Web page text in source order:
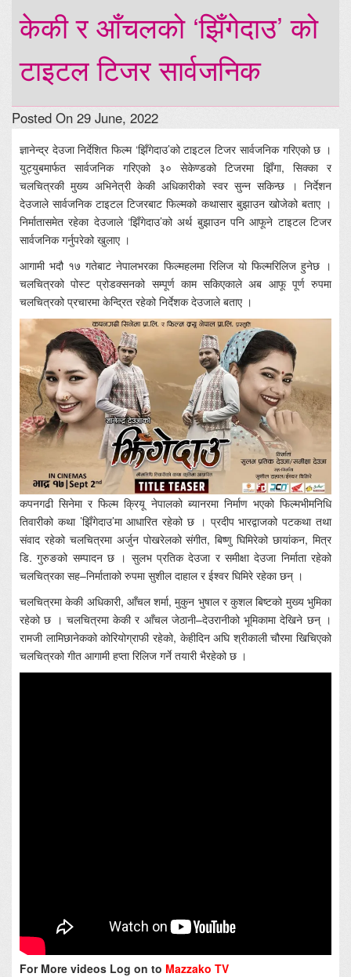
केकी र आँचलको ‘झिँगेदाउ’ को
टाइटल टिजर सार्वजनिक
Posted On 29 June, 2022
ज्ञानेन्द्र देउजा निर्देशित फिल्म ‘झिँगेदाउ’को टाइटल टिजर सार्वजनिक गरिएको छ ।
युट्युबमार्फत सार्वजनिक गरिएको ३० सेकेण्डको टिजरमा झिँगा, सिक्का र
चलचित्रकी मुख्य अभिनेत्री केकी अधिकारीको स्वर सुन्न सकिन्छ । निर्देशन
देउजाले सार्वजनिक टाइटल टिजरबाट फिल्मको कथासार बुझाउन खोजेको बताए ।
निर्मातासमेत रहेका देउजाले ‘झिँगेदाउ’को अर्थ बुझाउन पनि आफूने टाइटल टिजर
सार्वजनिक गर्नुपरेको खुलाए ।
आगामी भदौ १७ गतेबाट नेपालभरका फिल्महलमा रिलिज यो फिल्मरिलिज हुनेछ ।
चलचित्रको पोस्ट प्रोडक्सनको सम्पूर्ण काम सकिएकाले अब आफू पूर्ण रुपमा
चलचित्रको प्रचारमा केन्द्रित रहेको निर्देशक देउजाले बताए ।
कपनगढी सिनेमा र फिल्म क्रियू नेपालको ब्यानरमा निर्माण भएको फिल्मभीमनिधि
तिवारीको कथा ’झिँगेदाउ’मा आधारित रहेको छ । प्रदीप भारद्वाजको पटकथा तथा
संवाद रहेको चलचित्रमा अर्जुन पोखरेलको संगीत, बिष्णु घिमिरेको छायांकन, मित्र
डि. गुरुङको सम्पादन छ । सुलभ प्रतिक देउजा र समीक्षा देउजा निर्माता रहेको
चलचित्रका सह–निर्माताको रुपमा सुशील दाहाल र ईश्वर घिमिरे रहेका छन् ।
चलचित्रमा केकी अधिकारी, आँचल शर्मा, मुकुन भुषाल र कुशल बिष्टको मुख्य भुमिका
रहेको छ । चलचित्रमा केकी र आँचल जेठानी–देउरानीको भूमिकामा देखिने छन् ।
रामजी लामिछानेकको कोरियोग्राफी रहेको, केहीदिन अघि श्रीकाली चौरमा खिचिएको
चलचित्रको गीत आगामी हप्ता रिलिज गर्ने तयारी भैरहेको छ ।
For More videos Log on to Mazzako TV